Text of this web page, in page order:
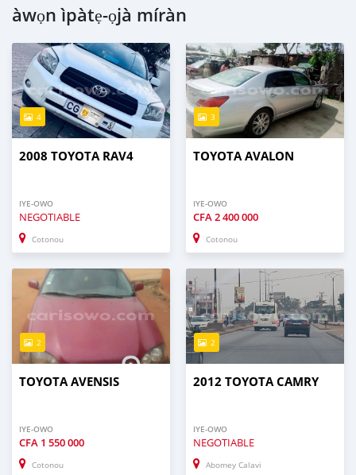
àwọn ìpàtẹ-ọjà míràn
4
2008 TOYOTA RAV4
IYE-OWO
NEGOTIABLE
Cotonou
3
TOYOTA AVALON
IYE-OWO
CFA2 400 000
Cotonou
2
TOYOTA AVENSIS
IYE-OWO
CFA 1 550 000
Cotonou
2
2012 TOYOTA CAMRY
IYE-OWO
NEGOTIABLE
Abomey Calavi